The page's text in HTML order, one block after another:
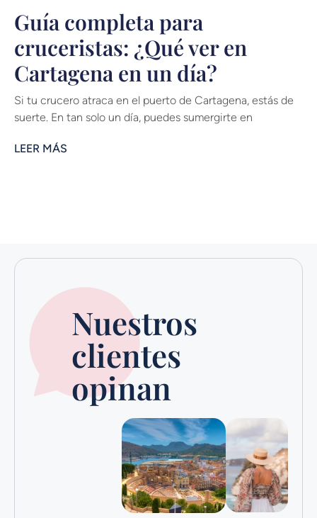
Guía completa para
cruceristas: ¿Qué ver en
Cartagena en un día?
Si tu crucero atraca en el puerto de Cartagena, estás de
suerte. En tan solo un día, puedes sumergirte en
LEER MÁS
Nuestros
clientes
opinan